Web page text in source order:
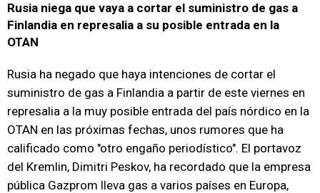
Rusia niega que vaya a cortar el suministro de gas a
Finlandia en represalia a su posible entrada en la
OTAN
Rusia ha negado que haya intenciones de cortar el
suministro de gas a Finlandia a partir de este viernes en
represalia a la muy posible entrada del país nórdico en la
OTAN en las próximas fechas, unos rumores que ha
calificado como "otro engaño periodístico". El portavoz
del Kremlin, Dimitri Peskov, ha recordado que la empresa
pública Gazprom lleva gas a varios países en Europa,